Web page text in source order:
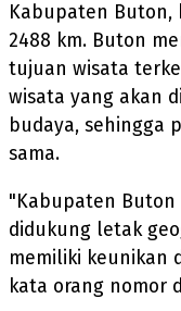
Kabupaten Buton,
2488 km. Buton
tujuan wisata
wisata yang akan
budaya, sehingga
sama.
"Kabupaten Buton
didukung letak
memiliki keunikan
kata orang nomor